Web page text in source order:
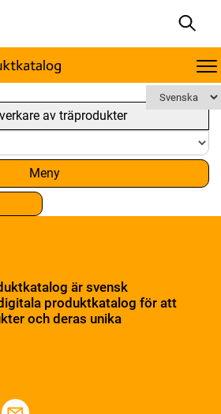
av träprodukter
Meny
är svensk
produktkatalog för att
och deras unika